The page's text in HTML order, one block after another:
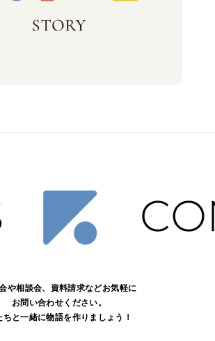
や相談会、資料請求などお気軽に
お問い合わせください。
ちと一緒に物語を作りましょう！